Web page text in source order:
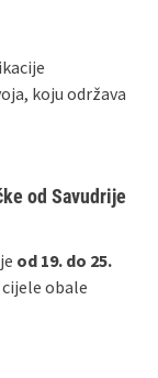
koju održava
od Savudrije
od 19. do 25.
obale